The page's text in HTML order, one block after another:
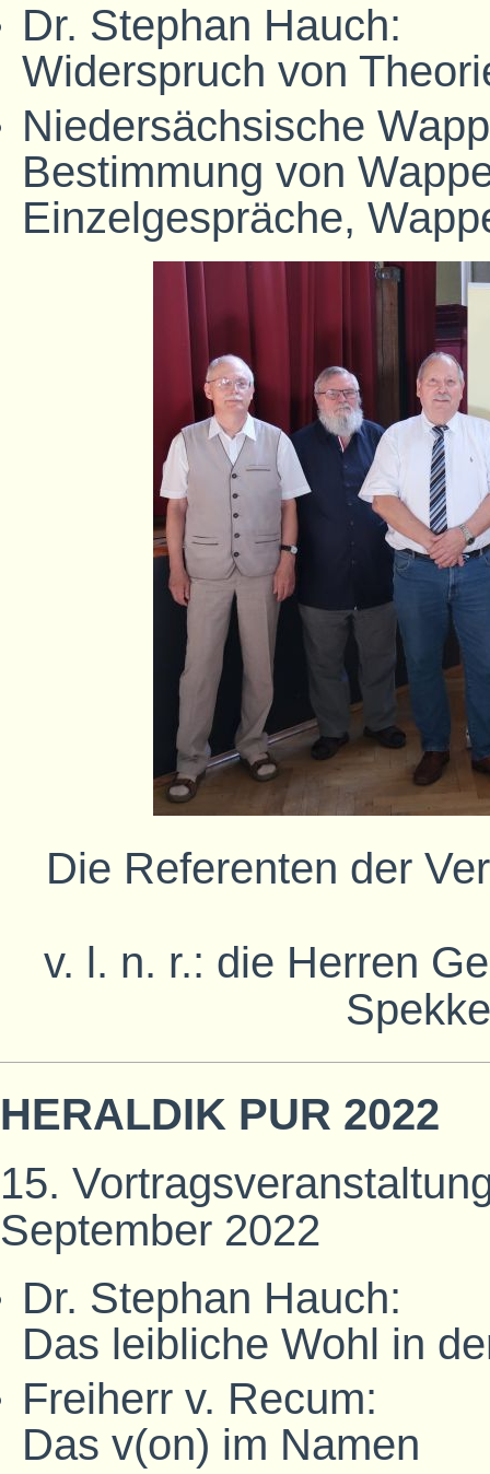
Dr. Stephan Hauch:
Widerspruch von
Niedersächsische
Bestimmung von
Einzelgespräche,
Die Referenten der
v. l. n. r.: die Herren
HERALDIK PUR 2022
15.
September 2022
Dr. Stephan Hauch:
Das leibliche Wohl in
Freiherr v. Recum:
Das v(on) im Namen